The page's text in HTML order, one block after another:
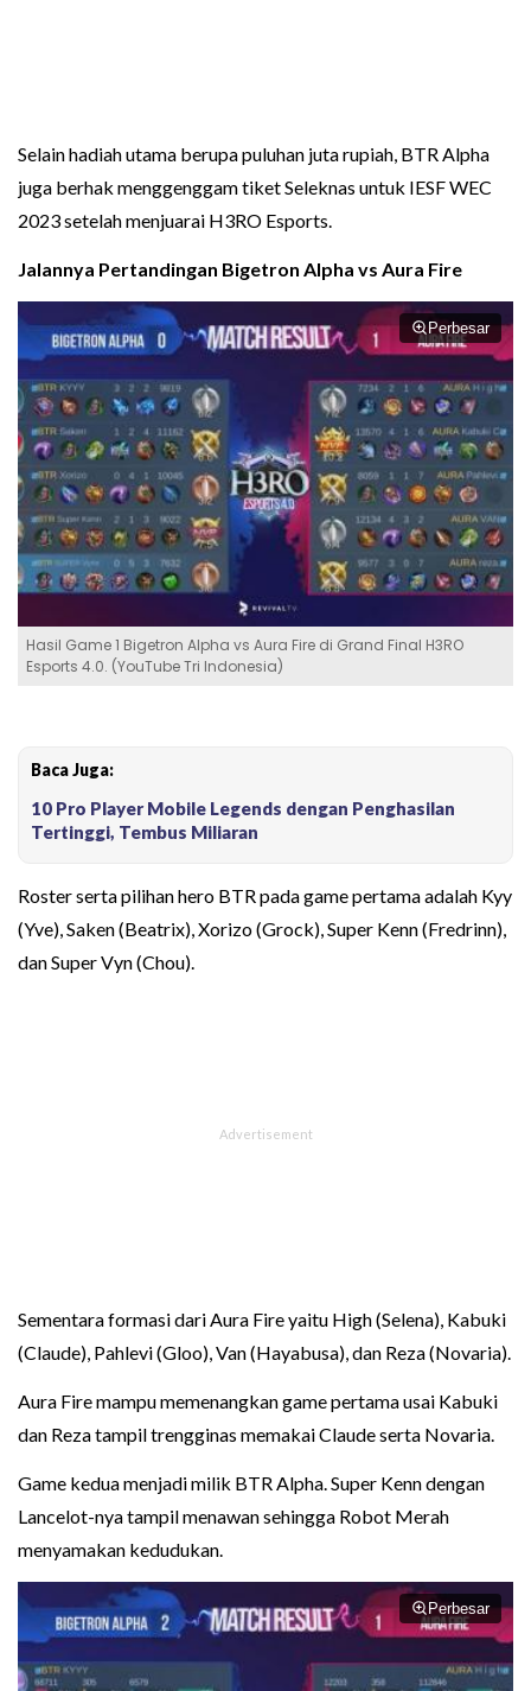
Selain hadiah utama berupa puluhan juta rupiah, BTR Alpha
juga berhak menggenggam tiket Seleknas untuk IESF WEC
2023 setelah menjuarai H3RO Esports.
Jalannya Pertandingan Bigetron Alpha vs Aura Fire
Perbesar
Hasil Game 1 Bigetron Alpha vs Aura Fire di Grand Final H3RO
Esports 4.0. (YouTube Tri Indonesia)
Baca Juga:
10 Pro Player Mobile Legends dengan Penghasilan
Tertinggi, Tembus Miliaran
Roster serta pilihan hero BTR pada game pertama adalah Kyy
(Yve), Saken (Beatrix), Xorizo (Grock), Super Kenn (Fredrinn),
dan Super Vyn (Chou).
Sementara formasi dari Aura Fire yaitu High (Selena), Kabuki
(Claude), Pahlevi (Gloo), Van (Hayabusa), dan Reza (Novaria).
Aura Fire mampu memenangkan game pertama usai Kabuki
dan Reza tampil trengginas memakai Claude serta Novaria.
Game kedua menjadi milik BTR Alpha. Super Kenn dengan
Lancelot-nya tampil menawan sehingga Robot Merah
menyamakan kedudukan.
Perbesar